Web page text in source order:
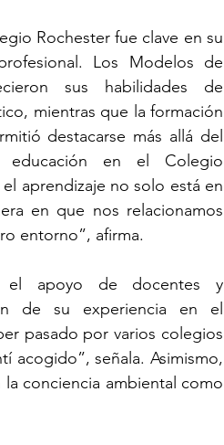
Rochester fue clave en su
Los Modelos de
sus habilidades de
mientras que la formación
destacarse más allá del
educación en el Colegio
aprendizaje no solo está en
en que nos relacionamos
entorno”, afirma.
el apoyo de docentes y
de su experiencia en el
pasado por varios colegios
acogido”, señala. Asimismo,
conciencia ambiental como